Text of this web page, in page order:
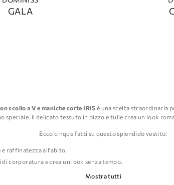
GALA
scollo a V e maniche corte IRIS è una scelta straordinaria
speciale. Il delicato tessuto in pizzo e tulle crea un look
Ecco cinque fatti su questo splendido vestito:
e raffinatezza all'abito.
corporatura e crea un look senza tempo.
comunque di mettere in mostra le braccia.
Mostra tutti